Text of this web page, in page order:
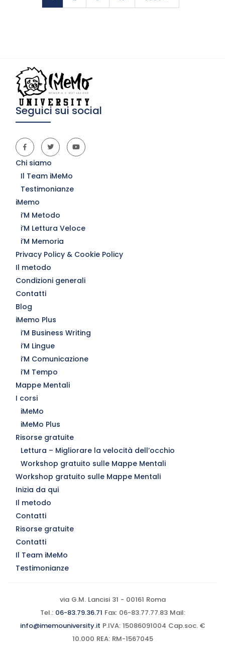
Seguici sui social
Chi siamo
Il Team iMeMo
Testimonianze
iMemo
i’M Metodo
i’M Lettura Veloce
i’M Memoria
Privacy Policy & Cookie Policy
Il metodo
Condizioni generali
Contatti
Blog
iMemo Plus
i’M Business Writing
i’M Lingue
i’M Comunicazione
i’M Tempo
Mappe Mentali
I corsi
iMeMo
iMeMo Plus
Risorse gratuite
Lettura – Migliorare la velocità dell’occhio
Workshop gratuito sulle Mappe Mentali
Workshop gratuito sulle Mappe Mentali
Inizia da qui
Il metodo
Contatti
Risorse gratuite
Contatti
Il Team iMeMo
Testimonianze
via G.M. Lancisi 31 - 00161 Roma
Tel.:06-83.79.36.71 Fax: 06-83.77.77.83 Mail:
info@imemouniversity.it P.IVA: 15086091004 Cap.soc. €
10.000 REA: RM-1567045